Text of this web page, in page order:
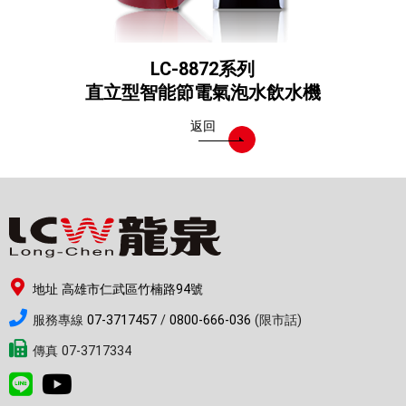
LC-8872系列
直立型智能節電氣泡水飲水機
返回
地址 高雄市仁武區竹楠路94號
服務專線 07-3717457 / 0800-666-036 (限市話)
傳真 07-3717334